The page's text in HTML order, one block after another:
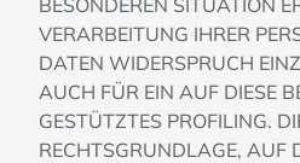
VERARBEITUNG IHRER
DATEN WIDERSPRUCH
AUCH FÜR EIN AUF DIESE
GESTÜTZTES PROFILING.
RECHTSGRUNDLAGE, AUF